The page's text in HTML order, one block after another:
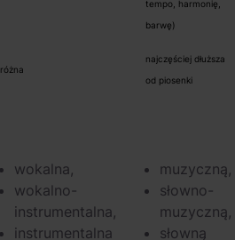
tempo, harmonię,
barwę)
różna
najczęściej dłuższa
od piosenki
wokalna,
wokalno-
instrumentalna,
instrumentalna
muzyczną,
słowno-
muzyczną,
słowną